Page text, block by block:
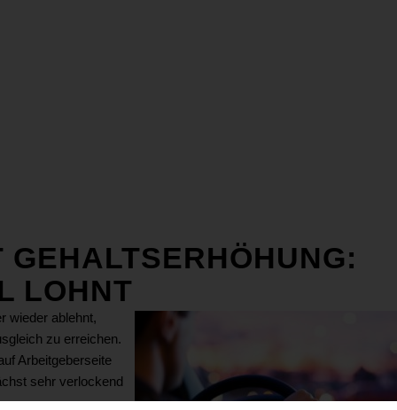
LOHNT
wieder ablehnt,
zu erreichen.
Arbeitgeberseite
sehr verlockend